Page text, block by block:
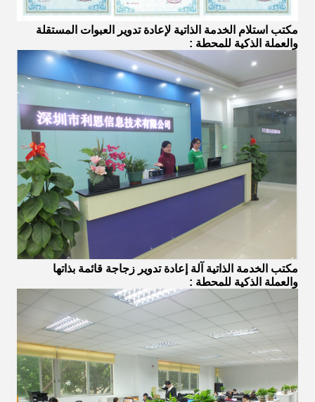
مكتب استلام الخدمة الذاتية لإعادة تدوير
العبوات المستقلة
والعملة الذكية للمحطة :
مكتب الخدمة الذاتية آلة إعادة تدوير زجاجة قائمة بذاتها
والعملة الذكية للمحطة :